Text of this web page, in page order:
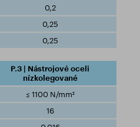
0,2
0,25
0,25
P.3 | Nástrojové oceli
nízkolegované
≤ 1100 N/mm²
16